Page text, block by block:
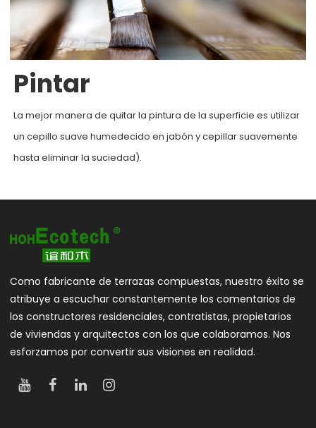
Pintar
La mejor manera de quitar la pintura de la superficie es utilizar
un cepillo suave humedecido en jabón y cepillar suavemente
hasta eliminar la suciedad).
Como fabricante de terrazas compuestas, nuestro éxito se
atribuye a escuchar constantemente los comentarios de
los constructores residenciales, contratistas, propietarios
de viviendas y arquitectos con los que colaboramos. Nos
esforzamos por convertir sus visiones en realidad.